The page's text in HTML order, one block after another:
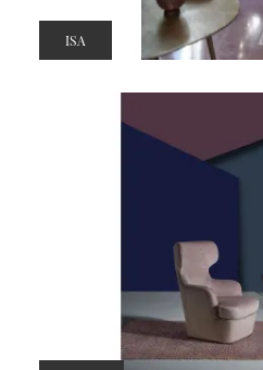
ISA